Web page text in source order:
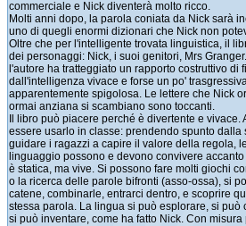
commerciale e Nick diventerà molto ricco.
Molti anni dopo, la parola coniata da Nick sarà
uno di quegli enormi dizionari che Nick non
Oltre che per l'intelligente trovata linguistica, il
dei personaggi: Nick, i suoi genitori, Mrs
l'autore ha tratteggiato un rapporto costruttivo di
dall'intelligenza vivace e forse un po'
apparentemente spigolosa. Le lettere che Nick
ormai anziana si scambiano sono toccanti.
Il libro può piacere perché è divertente e vivace.
essere usarlo in classe: prendendo spunto
guidare i ragazzi a capire il valore della regola,
linguaggio possono e devono convivere
è statica, ma vive. Si possono fare molti giochi
o la ricerca delle parole bifronti (asso-ossa), si
catene, combinarle, entrarci dentro, e scoprire
stessa parola. La lingua si può esplorare, si può
si può inventare, come ha fatto Nick. Con misura